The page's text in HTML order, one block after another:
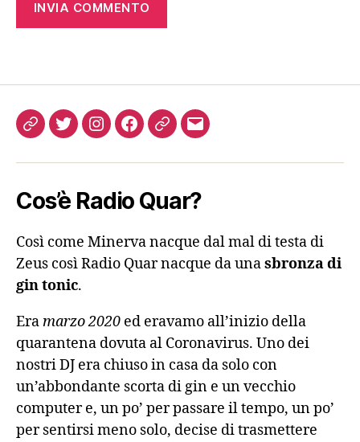
ComeTwitterInstagram
FB Podcast
Email
Cos’è Radio Quar?
Così come Minerva nacque dal mal di testa di
Zeus così Radio Quar nacque da unasbronza di
gin tonic.
Eramarzo 2020 ed eravamo all’inizio della
quarantena dovuta al Coronavirus. Uno dei
nostri DJ era chiuso in casa da solo con
un’abbondante scorta di gin e un vecchio
computer e, un po’ per passare il tempo, un po’
per sentirsi meno solo, decise di trasmettere